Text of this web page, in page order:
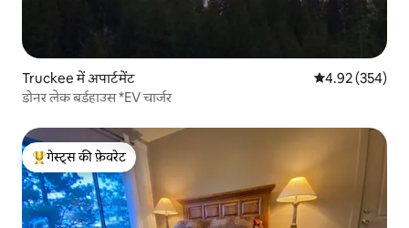
Truckee में अपार्टमेंट औसत रेटिंग 5 में से
4.92 (354)
डोनर लेक बर्डहाउस *EV चार्जर
गेस्ट्स का टॉप फ़ेवरेट
गेस्ट्स की फ़ेवरेट